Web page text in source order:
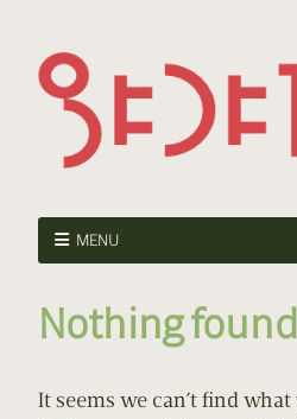
MENU
Nothing found
It seems we can’t find